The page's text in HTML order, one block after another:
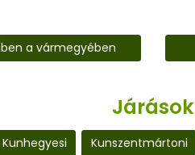
a vármegyében
Járások
Kunhegyesi Kunszentmártoni